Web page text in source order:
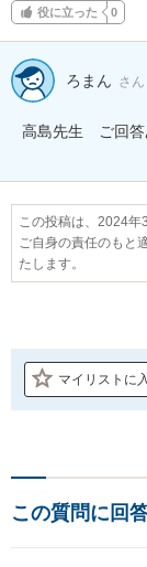
役に立った 0
ろまん さん
この投稿は、2024年
ご自身の責任のもと
たします。
マイリストに
この質問に回